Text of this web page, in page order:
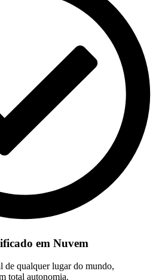
em Nuvem
de qualquer lugar do mundo,
total autonomia.